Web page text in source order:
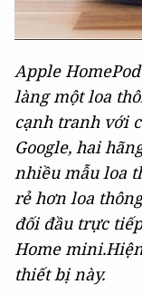
Apple
làng một loa
cạnh tranh với
Google, hai
nhiều mẫu loa
rẻ hơn loa
đối đầu trực
Home
thiết bị này.